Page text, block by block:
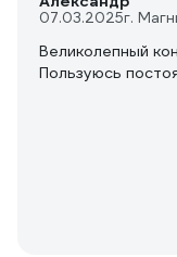
07.03.2025г.
Великолепный
Пользуюсь